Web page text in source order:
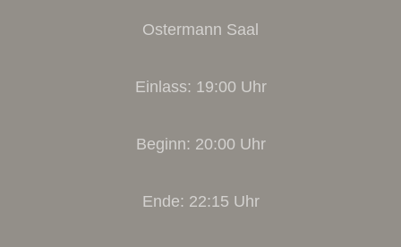
Ostermann Saal
Einlass: 19:00 Uhr
Beginn: 20:00 Uhr
Ende: 22:15 Uhr